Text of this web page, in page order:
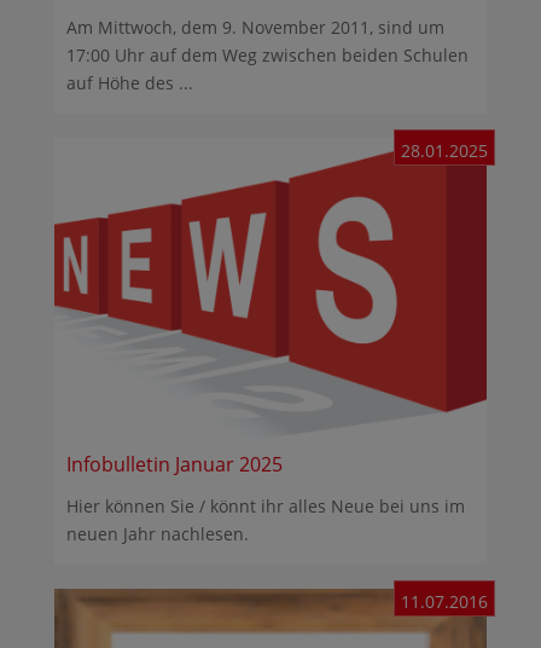
Am Mittwoch, dem 9. November 2011, sind um
17:00 Uhr auf dem Weg zwischen beiden Schulen
auf Höhe des ...
Infobulletin Januar 2025
28.01.2025
Hier können Sie / könnt ihr alles Neue bei uns im
neuen Jahr nachlesen.
11.07.2016